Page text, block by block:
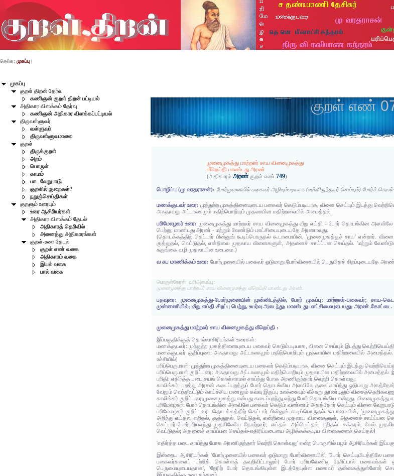
முகப்பு
குறள் திறன் தேர்வு
கணிஞன் குறள் திறன் பட்டியல்
அதிகார விளக்கம் தேர்வு
கணிஞன் அதிகார விளக்கப்பட்டியல்
திருவள்ளுவர்
வள்ளுவர்
திருவள்ளுவமாலை
குறள்
திருக்குறள்
அறம்
பொருள்
காமம்
பாட வேறுபாடு
குறளில் குறைகள்?
நறுஞ்செய்திகள்
குறளும் உரையும்
உரை ஆசிரியர்கள்
அதிகார விளக்கம் தேடல்
அதிகாரத் தெரிவில்
அனைத்து அதிகாரங்கள்
குறள்-உரை தேடல்
குறள் எண் வகை
அதிகாரம் வகை
இயல் வகை
பால் வகை
செல்க: முகப்பு |
குறள் எண்
முனைமுகத்து மாற்றலர் சாய வினைமுகத்து
வீறெய்தி மாண்டது அரண்
(அதிகாரம்:அரண் குறள் எண்:749)
பொழிப்பு (மு வரதராசன்): போர்முனையில் பகைவர் அழியும்படியாக (உள்ளிருந்தவர் செய்யும்) போர்ச்
மணக்குடவர் உரை:முந்துற்ற முகத்தினையுடைய பகைவர் கெடும்படியாக, வினை செய்யும் இடத்து
அஃதாவது அட்டாலகமும் மதிற்பொறியும் முதலாயின மதிற்றலையில் அமைத்தல்.
பரிமேலழகர் உரை:முனைமுகத்து மாற்றலர் சாய வினைமுகத்து வீறு எய்தி - போர் தொடங்கின
பெற்று; மாண்டது அரண் - மற்றும் வேண்டும் மாட்சியையுடையதே அரணாவது.
(தொடக்கத்திற் கெட்டார் பின்னுங் கூடிப்பொருதல் கூடாமையின், 'முனைமுகத்துச் சாய' என்றார்.
குத்துதல், வெட்டுதல், என்றிவை முதலாய வினைகளுள், அதனைச் சாய்ப்பன செய்தல். 'மற்றும்
சுருங்கை வழி முதலாயின உடைமை.)
வ சுப மாணிக்கம் உரை:போர்முனையில் பகைவர் ஓடுமாறு போர்வினையில் பெருமிதச் சிறப்புடையதே அரண்.
பொருள்கோள் வரிஅமைப்பு:
முனைமுகத்து மாற்றலர் சாய வினைமுகத்து வீறெய்தி மாண்டது அரண்.
பதவுரை: முனைமுகத்து-போர்முனையின் முன்னிடத்தில், போர் முகப்பு; மாற்றலர்-பகைவர்; சாய-
முன்னணியில்; வீறு எய்தி-சிறப்பு பெற்று, உயர்வு அடைந்து; மாண்டது-மாட்சிமையுடையது; அரண்-கோட்டை.
முனைமுகத்து மாற்றலர் சாய வினைமுகத்து வீறெய்தி :
இப்பகுதிக்குத் தொல்லாசிரியர்கள் உரைகள்:
மணக்குடவர்: முந்துற்ற முகத்தினையுடைய பகைவர் கெடும்படியாக, வினை செய்யும் இடத்து
மணக்குடவர் குறிப்புரை: அஃதாவது அட்டாலகமும் மதிற்பொறியும் முதலாயின மதிற்றலையில்
உச்சியில்]
பரிப்பெருமாள்: முந்துற்ற முகத்தினையுடைய பகைவர் கெடும்படியாக, வினை செய்யும் இடத்து
பரிப்பெருமாள் குறிப்புரை: அஃதாவது அட்டாலகமும் மதிற்பொறியும் முதலாயின மதிற்றலையில்
பரிதி: எதிர்த்த படை சயங் கொள்ளாமல் சாய்ந்து போக அரணிருந்தார் வெற்றி கொள்வது;
காலிங்கர்: புறத்து அரசன் கடைப்புறத்துப் போர் தொடங்கிய அளவிலே தலை சாய்ந்து ஓடுமாறு அகத்தோர்
வேலும் வெந்தீவட்டும் காய்ச்சிய மணலும் கவ்வு இருப்பு உலக்கையும் வீச்சுறு தூண்டிலும்
காலிங்கர் குறிப்புரை:முனைமுகத்து என்பது கடைப்புறந்து வந்து போர் தொடங்கிய என்றது. வினைமுகத்து
பரிமேலழகர்: போர் தொடங்கின அளவிலே பகைவர் கெடும் வண்ணம் அகத்தோர் செய்யும் வினை
பரிமேலழகர் குறிப்புரை: தொடக்கத்திற் கெட்டார் பின்னுங் கூடிப்பொருதல் கூடாமையின்,
அறிந்து எய்தல், எறிதல், குத்துதல், வெட்டுதல், என்றிவை முதலாய வினைகளுள், அதனைச் சாய்ப்பன
கெட்டார்-போர்புரியவந்து முதலிலேயே தோற்றவர்; எய்தல்- அம்பெய்தல்; எறிதல்- சக்கரம், வேல்
வெட்டுதல்; அதனைச் சாய்ப்பன செய்தல்-எதிரிப்படையை அழிக்கக்கூடிய வினைகளைச் செய்தல்]
'எதிர்த்த படை சாய்ந்து போக அரணிருந்தார் வெற்றி கொள்வது' என்ற பொருளில் பழம் ஆசிரியர்கள்
இன்றைய ஆசிரியர்கள் 'போர்முனையில் பகைவர் ஓடுமாறு போர்வினையில்', 'போர் செய்யுமிடத்திலே
பகைவர்களைப் பற்றிக் கொள்ளத் தவறிவிட்டாலும்) போர் புரியவேண்டி நேரிட்டால் பகைவர்கள்
பெருமையுடையதான', 'நேரிற் போர் தொடங்கியுள்ள இடத்தேயுள்ள பகைவர் தன்னகத்துள்ளோர்
இப்பகுதிக்கு உரை தந்தனர்.